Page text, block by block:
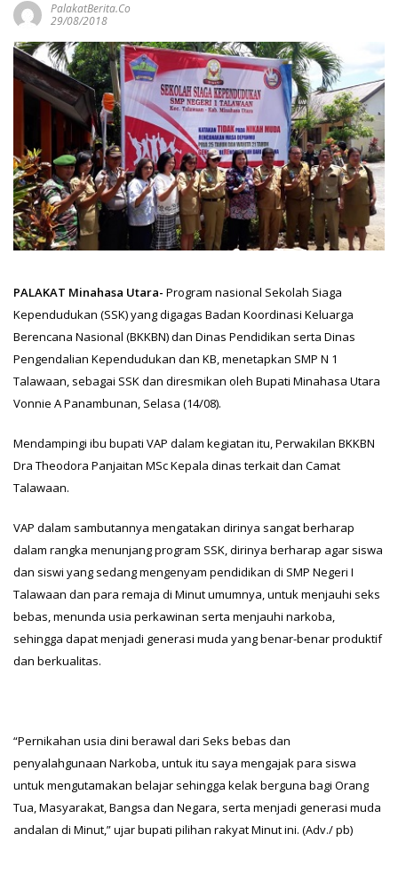
PalakatBerita.co
29/08/2018
PALAKAT Minahasa Utara- Program nasional Sekolah Siaga
Kependudukan (SSK) yang digagas Badan Koordinasi Keluarga
Berencana Nasional (BKKBN) dan Dinas Pendidikan serta Dinas
Pengendalian Kependudukan dan KB, menetapkan SMP N 1
Talawaan, sebagai SSK dan diresmikan oleh Bupati Minahasa Utara
Vonnie A Panambunan, Selasa (14/08).
Mendampingi ibu bupati VAP dalam kegiatan itu, Perwakilan BKKBN
Dra Theodora Panjaitan MSc Kepala dinas terkait dan Camat
Talawaan.
VAP dalam sambutannya mengatakan dirinya sangat berharap
dalam rangka menunjang program SSK, dirinya berharap agar siswa
dan siswi yang sedang mengenyam pendidikan di SMP Negeri I
Talawaan dan para remaja di Minut umumnya, untuk menjauhi seks
bebas, menunda usia perkawinan serta menjauhi narkoba,
sehingga dapat menjadi generasi muda yang benar-benar produktif
dan berkualitas.
“Pernikahan usia dini berawal dari Seks bebas dan
penyalahgunaan Narkoba, untuk itu saya mengajak para siswa
untuk mengutamakan belajar sehingga kelak berguna bagi Orang
Tua, Masyarakat, Bangsa dan Negara, serta menjadi generasi muda
andalan di Minut,” ujar bupati pilihan rakyat Minut ini. (Adv./ pb)